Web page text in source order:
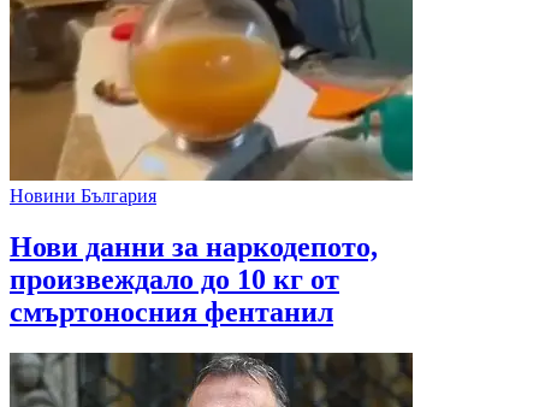
Новини България
Нови данни за наркодепото,
произвеждало до 10 кг от
смъртоносния фентанил